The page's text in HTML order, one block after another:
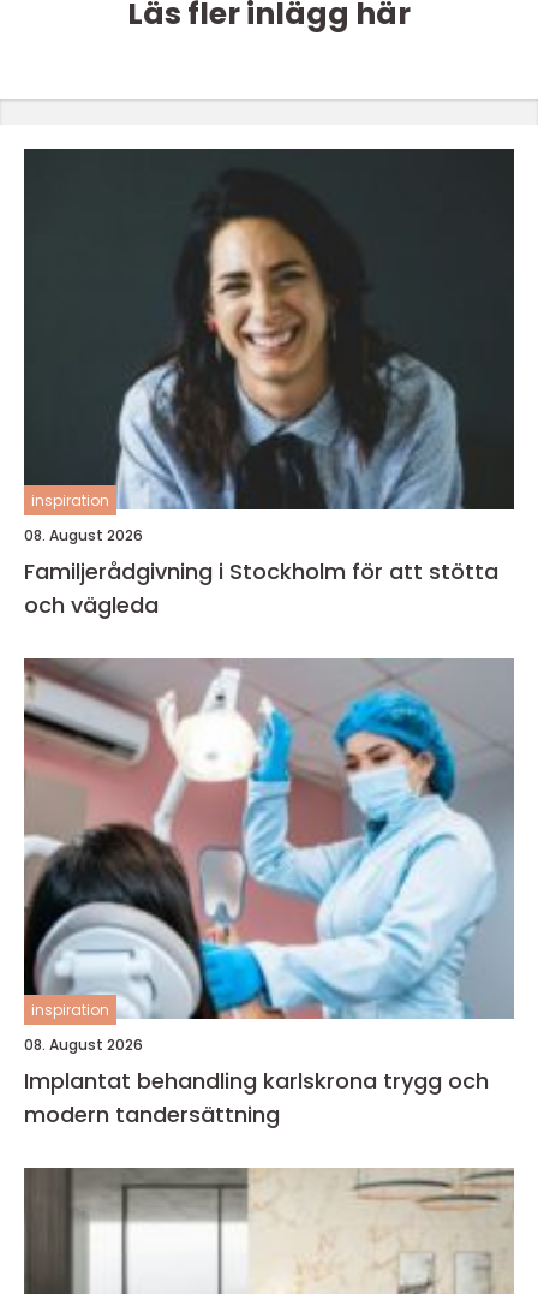
Läs fler inlägg här
inspiration
08. August 2026
Familjerådgivning i Stockholm för att stötta
och vägleda
inspiration
08. August 2026
Implantat behandling karlskrona trygg och
modern tandersättning